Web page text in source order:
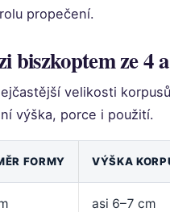
propečení.
biszkoptem ze 4
velikosti
výška, porce i použití.
FORMY VÝŠKA
asi 6–7 cm